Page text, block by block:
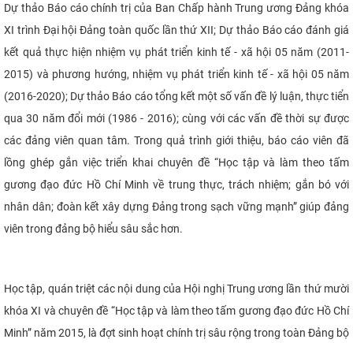
Dự thảo Báo cáo chính trị của Ban Chấp hành Trung ương Đảng khóa
XI trình Đại hội Đảng toàn quốc lần thứ XII; Dự thảo Báo cáo đánh giá
kết quả thực hiện nhiệm vụ phát triển kinh tế - xã hội 05 năm (2011-
2015) và phương hướng, nhiệm vụ phát triển kinh tế - xã hội 05 năm
(2016-2020); Dự thảo Báo cáo tổng kết một số vấn đề lý luận, thực tiển
qua 30 năm đổi mới (1986 - 2016); cùng với các vấn đề thời sự được
các đảng viên quan tâm. Trong quả trình giới thiệu, báo cáo viên đã
lồng ghép gắn việc triển khai chuyên đề “Học tậpvà làm theo tấm
gương đạo đức Hồ Chí Minh về trung thực, trách nhiệm; gắn bó với
nhân dân; đoàn kết xây dựng Đảng trong sạch vững mạnh” giúp đảng
viên trong đảng bộ hiểu sâu sắc hơn.
Học tập, quán triệt các nội dung của Hội nghị Trung ương lần thứ mười
khóa XI và chuyên đề “Học tậpvà làm theo tấm gương đạo đức Hồ Chí
Minh” năm 2015, là đợt sinh hoạt chính trị sâu rộng trong toàn Đảng bộ